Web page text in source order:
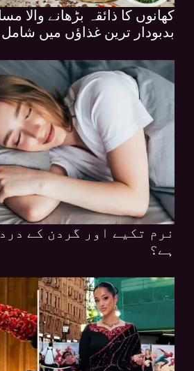
کھانوں کا ذائقہ بڑھانے والا
بدبودار ترین غذاؤں میں شامل
نرم تکیے اور گردن کے
ہے؟